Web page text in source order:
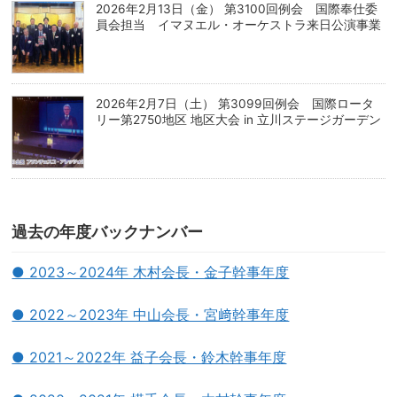
2026年2月13日（金） 第3100回例会 国際奉仕委
員会担当 イマヌエル・オーケストラ来日公演事業
2026年2月7日（土） 第3099回例会 国際ロータ
リー第2750地区 地区大会 in 立川ステージガーデン
過去の年度バックナンバー
● 2023～2024年 木村会長・金子幹事年度
● 2022～2023年 中山会長・宮﨑幹事年度
● 2021～2022年 益子会長・鈴木幹事年度